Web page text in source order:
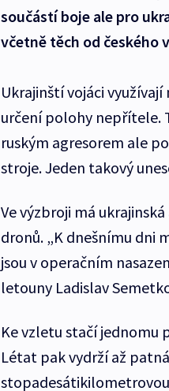
součástí boje ale pro
včetně těch od českého
Ukrajinští vojáci
určení polohy nepřítele.
ruským agresorem ale
stroje. Jeden takový
Ve výzbroji má
dronů. „K dnešnímu dni
jsou v operačním
letouny Ladislav
Ke vzletu stačí jednomu
Létat pak vydrží až